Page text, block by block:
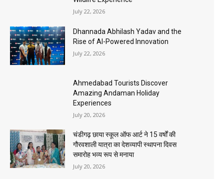
July 22, 2026
Dhannada Abhilash Yadav and the
Rise of AI-Powered Innovation
July 22, 2026
Ahmedabad Tourists Discover
Amazing Andaman Holiday
Experiences
July 20, 2026
चंडीगढ़ छाया स्कूल ऑफ आर्ट ने 15 वर्षों की
गौरवशाली यात्रा का देशव्यापी स्थापना दिवस
समारोह भव्य रूप से मनाया
July 20, 2026